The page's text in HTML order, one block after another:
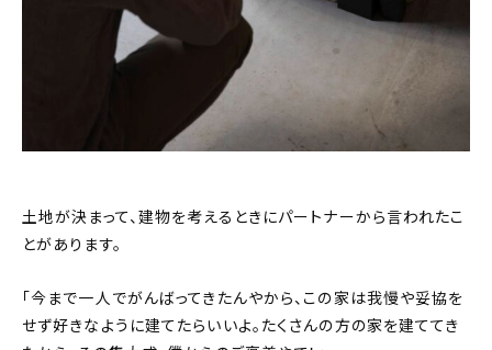
土地が決まって、建物を考えるときにパートナーから言われたこ
とがあります。
「今まで一人でがんばってきたんやから、この家は我慢や妥協を
せず好きなように建てたらいいよ。たくさんの方の家を建ててき